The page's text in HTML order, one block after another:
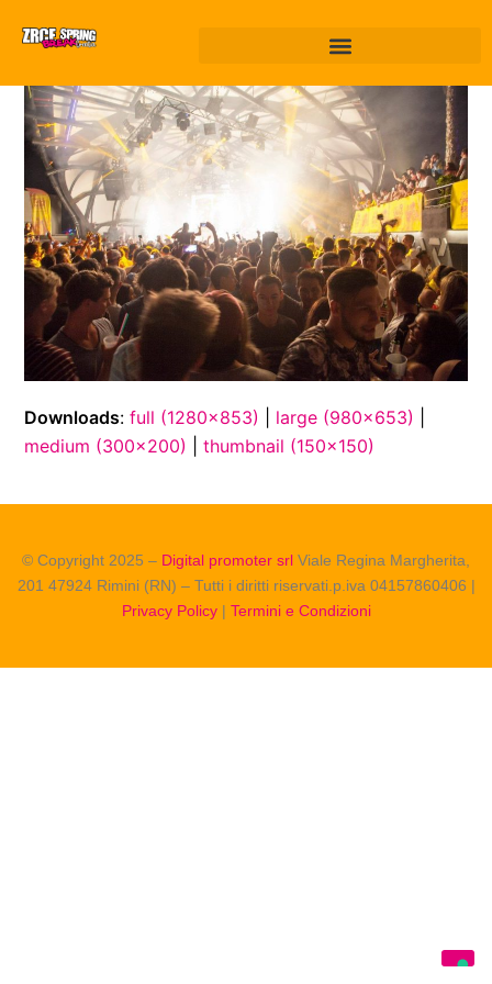
Downloads:full (1280x853) large (980x653)
medium (300x200)
|thumbnail (150x150)
© Copyright 2025 – Digital promoter srl Viale Regina Margherita,
201 47924 Rimini (RN) – Tutti i diritti riservati.p.iva 04157860406 |
Privacy Policy| Termini e Condizioni